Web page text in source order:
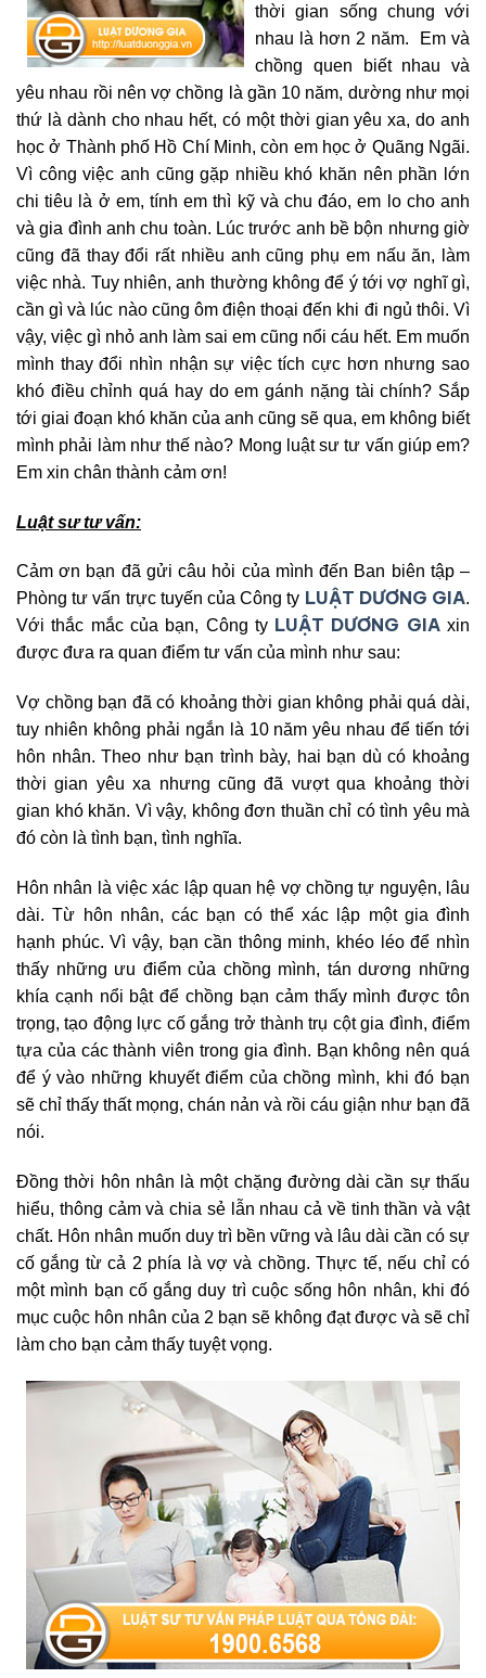
thời gian sống chung với
nhau là hơn 2 năm. Em và
chồng quen biết nhau và
yêu nhau rồi nên vợ chồng là gần 10 năm, dường như mọi
thứ là dành cho nhau hết, có một thời gian yêu xa, do anh
học ở Thành phố Hồ Chí Minh, còn em học ở Quãng Ngãi.
Vì công việc anh cũng gặp nhiều khó khăn nên phần lớn
chi tiêu là ở em, tính em thì kỹ và chu đáo, em lo cho anh
và gia đình anh chu toàn. Lúc trước anh bề bộn nhưng giờ
cũng đã thay đổi rất nhiều anh cũng phụ em nấu ăn, làm
việc nhà. Tuy nhiên, anh thường không để ý tới vợ nghĩ gì,
cần gì và lúc nào cũng ôm điện thoại đến khi đi ngủ thôi. Vì
vậy, việc gì nhỏ anh làm sai em cũng nổi cáu hết. Em muốn
mình thay đổi nhìn nhận sự việc tích cực hơn nhưng sao
khó điều chỉnh quá hay do em gánh nặng tài chính? Sắp
tới giai đoạn khó khăn của anh cũng sẽ qua, em không biết
mình phải làm như thế nào? Mong luật sư tư vấn giúp em?
Em xin chân thành cảm ơn!
Luật sư tư vấn:
Cảm ơn bạn đã gửi câu hỏi của mình đến Ban biên tập –
Phòng tư vấn trực tuyến của Công ty LUẬT DƯƠNG GIA.
Với thắc mắc của bạn, Công ty LUẬT DƯƠNG GIAxin
được đưa ra quan điểm tư vấn của mình như sau:
Vợ chồng bạn đã có khoảng thời gian không phải quá dài,
tuy nhiên không phải ngắn là 10 năm yêu nhau để tiến tới
hôn nhân. Theo như bạn trình bày, hai bạn dù có khoảng
thời gian yêu xa nhưng cũng đã vượt qua khoảng thời
gian khó khăn. Vì vậy, không đơn thuần chỉ có tình yêu mà
đó còn là tình bạn, tình nghĩa.
Hôn nhân là việc xác lập quan hệ vợ chồng tự nguyện, lâu
dài. Từ hôn nhân, các bạn có thể xác lập một gia đình
hạnh phúc. Vì vậy, bạn cần thông minh, khéo léo để nhìn
thấy những ưu điểm của chồng mình, tán dương những
khía cạnh nổi bật để chồng bạn cảm thấy mình được tôn
trọng, tạo động lực cố gắng trở thành trụ cột gia đình, điểm
tựa của các thành viên trong gia đình. Bạn không nên quá
để ý vào những khuyết điểm của chồng mình, khi đó bạn
sẽ chỉ thấy thất mọng, chán nản và rồi cáu giận như bạn đã
nói.
Đồng thời hôn nhân là một chặng đường dài cần sự thấu
hiểu, thông cảm và chia sẻ lẫn nhau cả về tinh thần và vật
chất. Hôn nhân muốn duy trì bền vững và lâu dài cần có sự
cố gắng từ cả 2 phía là vợ và chồng. Thực tế, nếu chỉ có
một mình bạn cố gắng duy trì cuộc sống hôn nhân, khi đó
mục cuộc hôn nhân của 2 bạn sẽ không đạt được và sẽ chỉ
làm cho bạn cảm thấy tuyệt vọng.